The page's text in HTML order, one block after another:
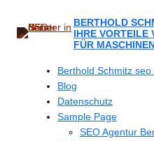
springen
BERTHOLD
IHRE VORTEILE
FÜR
Berthold Schmitz
Blog
Datenschutz
Sample Page
SEO Agentur